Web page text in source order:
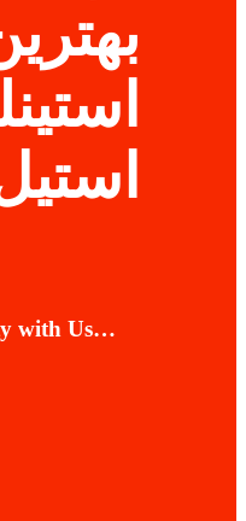
with Us…